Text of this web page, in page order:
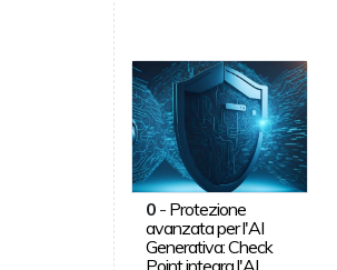
0- Protezione
avanzata per l'AI
Generativa: Check
Point integra l'AI